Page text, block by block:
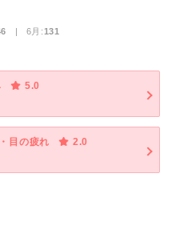
| 6月:131
5.0
目の疲れ
2.0